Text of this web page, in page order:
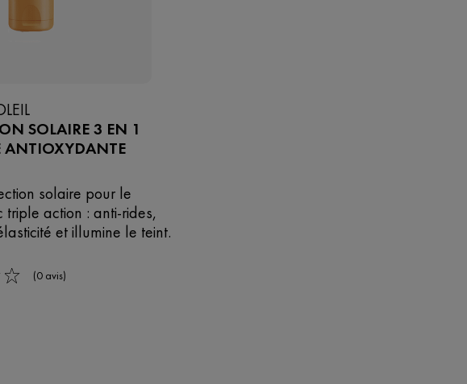
SOLAIRE 3 EN 1
solaire pour le
triple action : anti-rides,
et illumine le teint.
(0 avis)